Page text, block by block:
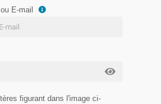
E-mail
figurant dans l'image ci-